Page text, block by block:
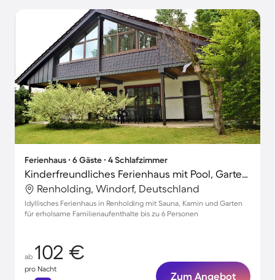
Ferienhaus ∙ 6 Gäste ∙ 4 Schlafzimmer
Kinderfreundliches Ferienhaus mit Pool, Garten und Sauna
Renholding, Windorf, Deutschland
Idyllisches Ferienhaus in Renholding mit Sauna, Kamin und Garten
für erholsame Familienaufenthalte bis zu 6 Personen
ab 102 €
pro Nacht
Zum Angebot